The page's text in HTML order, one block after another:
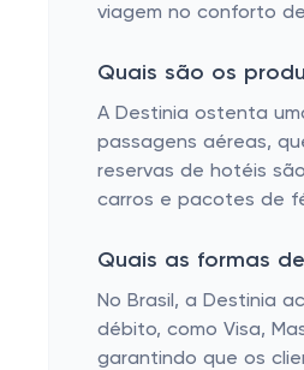
viagem no conforto
Quais são os
A Destinia ostenta
passagens aéreas,
reservas de hotéis
carros e pacotes de
Quais as formas
No Brasil, a Destinia
débito, como Visa,
garantindo que os